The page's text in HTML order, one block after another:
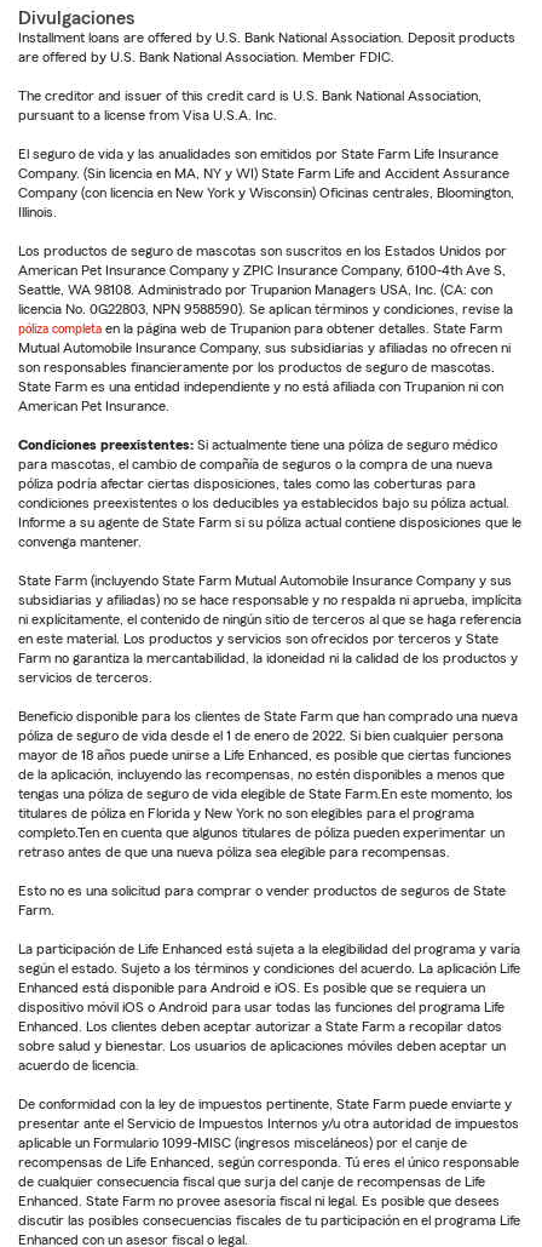
Divulgaciones
Installment loans are offered by U.S. Bank National Association. Deposit products
are offered by U.S. Bank National Association. Member FDIC.
The creditor and issuer of this credit card is U.S. Bank National Association,
pursuant to a license from Visa U.S.A. Inc.
El seguro de vida y las anualidades son emitidos por State Farm Life Insurance
Company. (Sin licencia en MA, NY y WI) State Farm Life and Accident Assurance
Company (con licencia en New York y Wisconsin) Oficinas centrales, Bloomington,
Illinois.
Los productos de seguro de mascotas son suscritos en los Estados Unidos por
American Pet Insurance Company y ZPIC Insurance Company, 6100-4th Ave S,
Seattle, WA 98108. Administrado por Trupanion Managers USA, Inc. (CA: con
licencia No. 0G22803, NPN 9588590). Se aplican términos y condiciones, revise la
póliza completa en la página web de Trupanion para obtener detalles. State Farm
Mutual Automobile Insurance Company, sus subsidiarias y afiliadas no ofrecen ni
son responsables financieramente por los productos de seguro de mascotas.
State Farm es una entidad independiente y no está afiliada con Trupanion ni con
American Pet Insurance.
Condiciones preexistentes: Si actualmente tiene una póliza de seguro médico
para mascotas, el cambio de compañía de seguros o la compra de una nueva
póliza podría afectar ciertas disposiciones, tales como las coberturas para
condiciones preexistentes o los deducibles ya establecidos bajo su póliza actual.
Informe a su agente de State Farm si su póliza actual contiene disposiciones que le
convenga mantener.
State Farm (incluyendo State Farm Mutual Automobile Insurance Company y sus
subsidiarias y afiliadas) no se hace responsable y no respalda ni aprueba, implícita
ni explícitamente, el contenido de ningún sitio de terceros al que se haga referencia
en este material. Los productos y servicios son ofrecidos por terceros y State
Farm no garantiza la mercantabilidad, la idoneidad ni la calidad de los productos y
servicios de terceros.
Beneficio disponible para los clientes de State Farm que han comprado una nueva
póliza de seguro de vida desde el 1 de enero de 2022. Si bien cualquier persona
mayor de 18 años puede unirse a Life Enhanced, es posible que ciertas funciones
de la aplicación, incluyendo las recompensas, no estén disponibles a menos que
tengas una póliza de seguro de vida elegible de State Farm.En este momento, los
titulares de póliza en Florida y New York no son elegibles para el programa
completo.Ten en cuenta que algunos titulares de póliza pueden experimentar un
retraso antes de que una nueva póliza sea elegible para recompensas.
Esto no es una solicitud para comprar o vender productos de seguros de State
Farm.
La participación de Life Enhanced está sujeta a la elegibilidad del programa y varía
según el estado. Sujeto a los términos y condiciones del acuerdo. La aplicación Life
Enhanced está disponible para Android e iOS. Es posible que se requiera un
dispositivo móvil iOS o Android para usar todas las funciones del programa Life
Enhanced. Los clientes deben aceptar autorizar a State Farm a recopilar datos
sobre salud y bienestar. Los usuarios de aplicaciones móviles deben aceptar un
acuerdo de licencia.
De conformidad con la ley de impuestos pertinente, State Farm puede enviarte y
presentar ante el Servicio de Impuestos Internos y/u otra autoridad de impuestos
aplicable un Formulario 1099-MISC (ingresos misceláneos) por el canje de
recompensas de Life Enhanced, según corresponda. Tú eres el único responsable
de cualquier consecuencia fiscal que surja del canje de recompensas de Life
Enhanced. State Farm no provee asesoría fiscal ni legal. Es posible que desees
discutir las posibles consecuencias fiscales de tu participación en el programa Life
Enhanced con un asesor fiscal o legal.